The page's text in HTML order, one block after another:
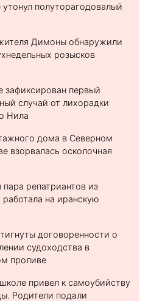
полуторагодовалый
Димоны обнаружили
розысков
зафиксирован первый
случай от лихорадки
Нила
дома в Северном
взорвалась осколочная
репатриантов из
на иранскую
договоренности о
судоходства в
проливе
привел к самоубийству
Родители подали